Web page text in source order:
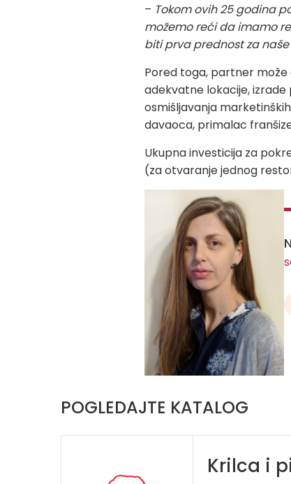
– Tokom ovih 25 godina
možemo reći da imamo
biti prva prednost za
Pored toga, partner
adekvatne lokacije,
osmišljavanja
davaoca, primalac
Ukupna investicija za
(za otvaranje jednog
POGLEDAJTE KATALOG
Krilca i